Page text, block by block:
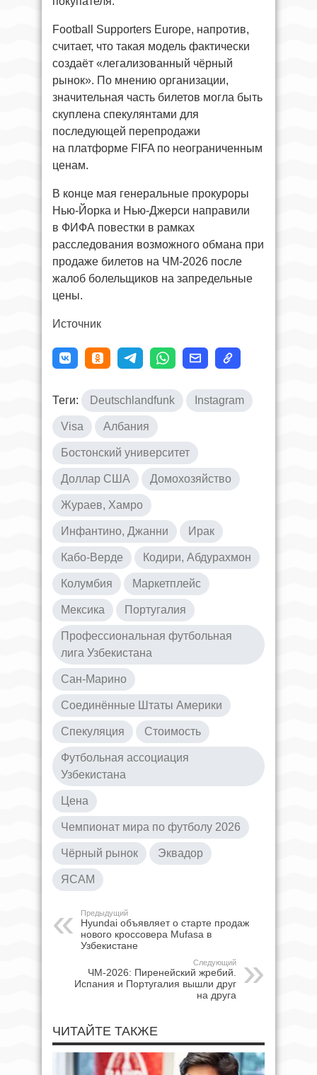
Football Supporters Europe, напротив,
считает, что такая модель фактически
создаёт «легализованный чёрный
рынок». По мнению организации,
значительная часть билетов могла быть
скуплена спекулянтами для
последующей перепродажи
на платформе FIFA по неограниченным
ценам.
В конце мая генеральные прокуроры
Нью-Йорка и Нью-Джерси направили
в ФИФА повестки в рамках
расследования возможного обмана при
продаже билетов на ЧМ‑2026 после
жалоб болельщиков на запредельные
цены.
Источник
Теги: Deutschlandfunk Instagram
Visa Албания
Бостонский университет
Доллар США Домохозяйство
Жураев, Хамро
Инфантино, Джанни Ирак
Кабо-Верде Кодири, Абдурахмон
Колумбия Маркетплейс
Мексика Португалия
Профессиональная футбольная
лига Узбекистана
Сан-Марино
Соединённые Штаты Америки
Спекуляция Стоимость
Футбольная ассоциация
Узбекистана
Цена
Чемпионат мира по футболу 2026
Чёрный рынок Эквадор
ЯСАМ
Предыдущий
Hyundai объявляет о старте продаж
нового кроссовера Mufasa в
Узбекистане
Следующий
ЧМ-2026: Пиренейский жребий.
Испания и Португалия вышли друг
на друга
ЧИТАЙТЕ ТАКЖЕ